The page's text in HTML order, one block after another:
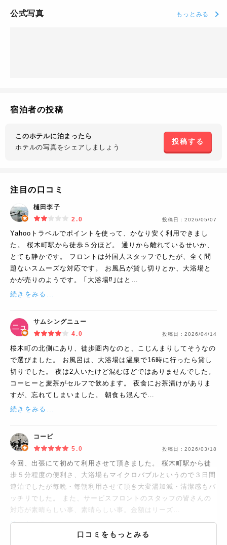
公式写真 もっとみる
宿泊者の投稿
このホテルに泊まったら
ホテルの写真をシェアしましょう
投稿する
注目の口コミ
樋田李子
2.0
投稿日： 2026/05/07
Yahooトラベルでポイントを使って、かなり安く利用できまし
た。 桜木町駅から徒歩５分ほど。 通りから離れているせいか、
とても静かです。 フロントは外国人スタッフでしたが、全く問
題ないスムーズな対応です。 お風呂が貸し切りとか、大浴場と
かが売りのようです。 ｢大浴場⁉️｣はと…
続きをみる...
サムシングニュー
4.0
投稿日： 2026/04/14
桜木町の北側にあり、徒歩圏内なのと、こじんまりしてそうなの
で選びました。 お風呂は、大浴場は温泉で16時に行ったら貸し
切りでした。 夜は2人いたけど混むほどではありませんでした。
コーヒーと麦茶がセルフで飲めます。 夜食にお茶漬けがありま
すが、忘れてしまいました。 朝食も混んで…
続きをみる...
コービ
5.0
投稿日： 2026/03/18
今回、出張にて初めて利用させて頂きました。 桜木町駅から徒
歩５分程度の便利さ、大浴場もマイクロバブルというので３日間
連泊でしたが毎晩・毎朝利用させて頂き大変湯加減・清潔感もバ
ッチリでした。 また、サービスフロントのスタッフの皆さんの
対応が素晴らしい事、素晴らしい事。金額はリーズ…
続きをみる...
口コミをもっとみる